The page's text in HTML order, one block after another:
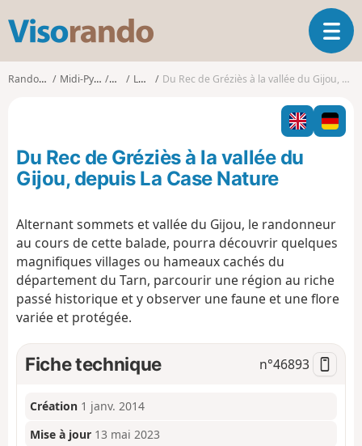
s
o
o
O
u
i
r
l
i
g
t
i
Randonnées Midi-Pyrénées Tarn Lacaze Du Rec de Gréziès à la vallée du Gijou, depuis La Case Nature
Du Rec de Gréziès à la vallée du
Gijou, depuis La Case Nature
Alternant sommets et vallée du Gijou, le randonneur
au cours de cette balade, pourra découvrir quelques
magnifiques villages ou hameaux cachés du
département du Tarn, parcourir une région au riche
passé historique et y observer une faune et une flore
variée et protégée.
Fiche technique n°46893
Création 1 janv. 2014
Mise à jour 13 mai 2023